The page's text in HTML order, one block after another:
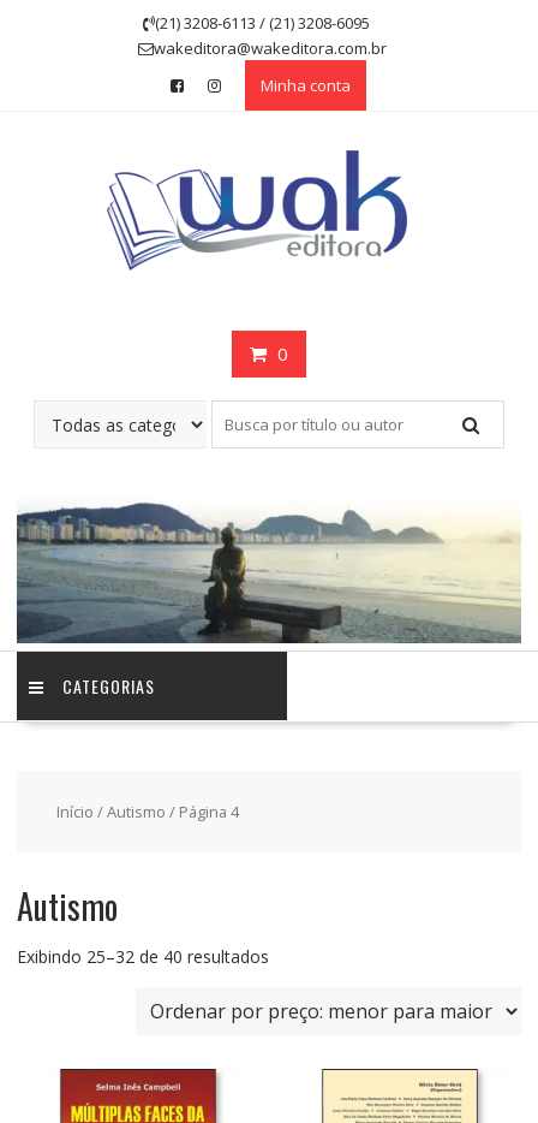
(21) 3208-6113 / (21) 3208-6095
wakeditora@wakeditora.com.br
Minha conta
0
CATEGORIAS
Início /Autismo / Página 4
Autismo
Exibindo 25–32 de 40 resultadosClassificado
preço: